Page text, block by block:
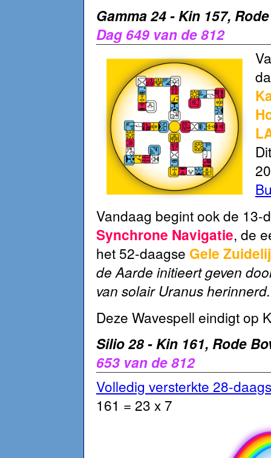
Gamma 24 - Kin 157,
Dag 649 van de 812
Vandaag begint ook de 13-
Synchrone Navigatie, de
het 52-daagse Gele
de Aarde initieert geven
van solair Uranus
Deze Wavespell eindigt op
Silio 28 - Kin 161, Rode
653 van de 812
Volledig versterkte 28-
161 = 23 x 7